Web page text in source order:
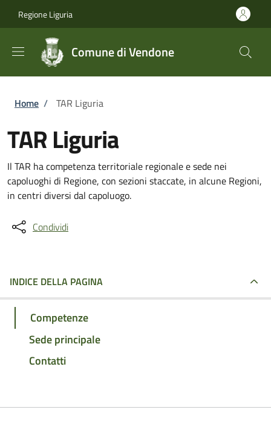
Regione Liguria
Comune di Vendone
Briciole di pane
Home / TAR Liguria
TAR Liguria
Il TAR ha competenza territoriale regionale e sede nei
capoluoghi di Regione, con sezioni staccate, in alcune Regioni,
in centri diversi dal capoluogo.
Condividi
INDICE DELLA PAGINA
Competenze
Sede principale
Contatti